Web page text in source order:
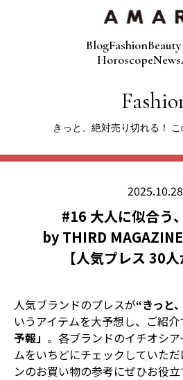
BlogFashionBeauty
HoroscopeNews
きっと、絶対売り切れる！
2025.10.28
#16 大人に似合う
by THIRD
【⼈気プレス 30⼈
人気ブランドのプレスが“きっと
いうアイテムを大予想し、ご紹介
予報」 。各ブランドのイチオシ
ムをいちどにチェックしていた
ンのお買い物の参考にぜひお役立